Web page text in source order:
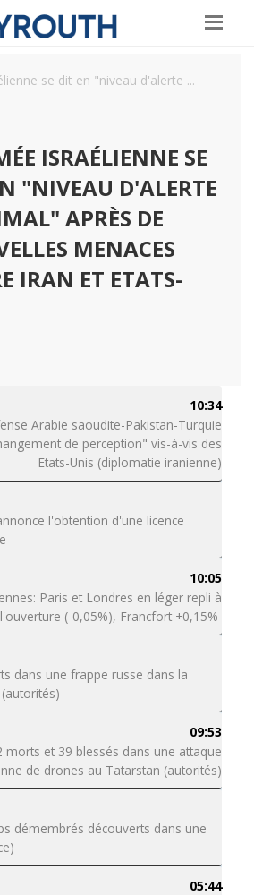
se dit en "niveau d'alerte ...
ISRAÉLIENNE SE
"NIVEAU D'ALERTE
APRÈS DE
MENACES
IRAN ET ETATS-
10:34
Arabie saoudite-Pakistan-Turquie
de perception" vis-à-vis des
Etats-Unis (diplomatie iranienne)
l'obtention d'une licence
10:05
Paris et Londres en léger repli à
l'ouverture (-0,05%), Francfort +0,15%
dans une frappe russe dans la
09:53
morts et 39 blessés dans une attaque
de drones au Tatarstan (autorités)
démembrés découverts dans une
05:44